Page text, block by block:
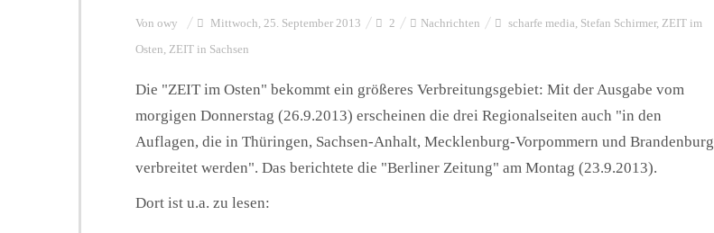
Von owy Mittwoch, 25. September 2013 2 Nachrichten scharfe media, Stefan Schirmer, ZEIT im
Osten, ZEIT in Sachsen
Die "ZEIT im Osten" bekommt ein größeres Verbreitungsgebiet: Mit der Ausgabe vom
morgigen Donnerstag (26.9.2013) erscheinen die drei Regionalseiten auch "in den
Auflagen, die in Thüringen, Sachsen-Anhalt, Mecklenburg-Vorpommern und Brandenburg
verbreitet werden". Das berichtete die "Berliner Zeitung" am Montag (23.9.2013).
Dort ist u.a. zu lesen: